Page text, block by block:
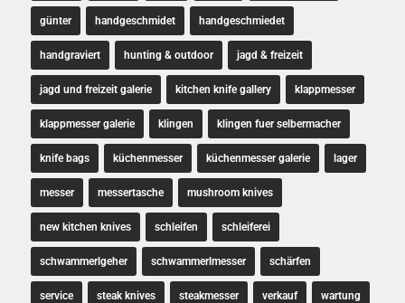
günter handgeschmidet handgeschmiedet
handgraviert hunting & outdoor jagd & freizeit
jagd und freizeit galerie kitchen knife gallery klappmesser
klappmesser galerie klingen klingen fuer selbermacher
knife bags küchenmesser küchenmesser galerie lager
messer messertasche mushroom knives
new kitchen knives schleifen schleiferei
schwammerlgeher schwammerlmesser schärfen
service steak knives steakmesser verkauf wartung